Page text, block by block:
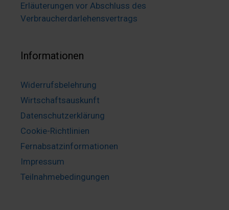
Erläuterungen vor Abschluss des
Verbraucherdarlehensvertrags
Informationen
Widerrufsbelehrung
Wirtschaftsauskunft
Datenschutzerklärung
Cookie-Richtlinien
Fernabsatzinformationen
Impressum
Teilnahmebedingungen